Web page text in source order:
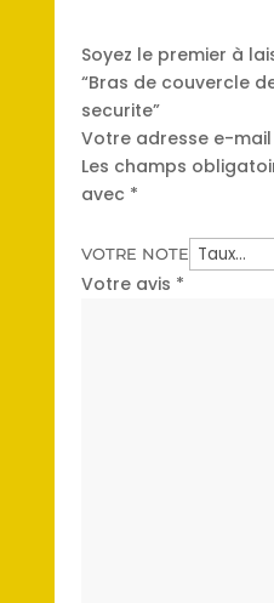
Soyez le premier à
“Bras de couvercle
securite”
Votre adresse e-
Les champs
avec *
VOTRE NOTE
Votre avis *